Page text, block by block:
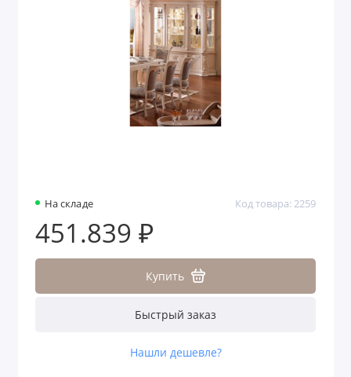
На складе Код товара: 2259
451.839 ₽
Купить
Быстрый заказ
Нашли дешевле?